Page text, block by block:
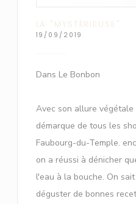
LA "MYSTÉRIEUSE"
19/09/2019
Dans Le Bonbon
Avec son allure
démarque de tous les
Faubourg-du-Temple.
on a réussi à dénicher
l'eau à la bouche. On
déguster de bonnes